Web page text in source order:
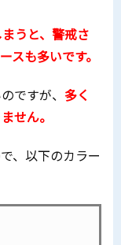
うと、警戒さ
スも多いです。
ですが、 多く
せん。
、以下のカラー